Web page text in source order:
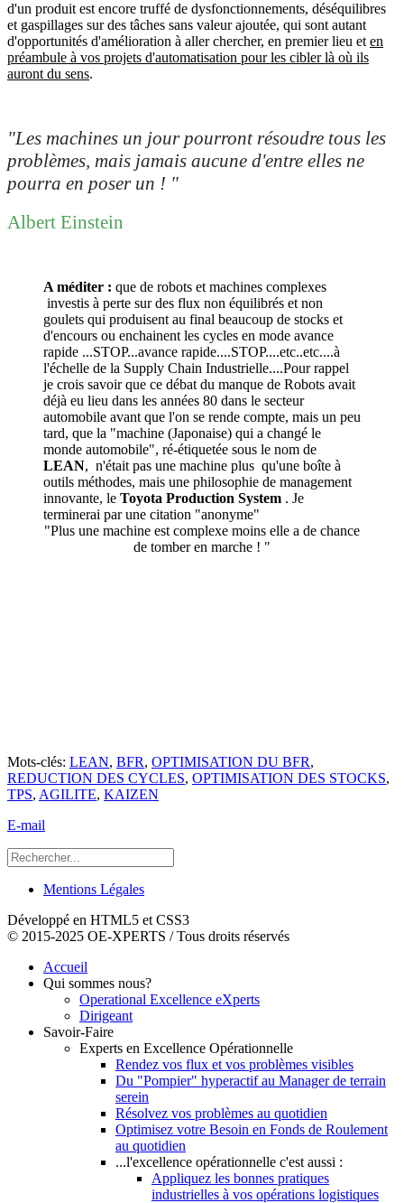
d'un produit est encore truffé de dysfonctionnements, déséquilibres
et gaspillages sur des tâches sans valeur ajoutée, qui sont autant
d'opportunités d'amélioration à aller chercher, en premier lieu et en
préambule à vos projets d'automatisation pour les cibler là où ils
auront du sens.
"Les machines un jour pourront résoudre tous les
problèmes, mais jamais aucune d'entre elles ne
pourra en poser un ! "
Albert Einstein
A méditer : que de robots et machines complexes
investis à perte sur des flux non équilibrés et non
goulets qui produisent au final beaucoup de stocks et
d'encours ou enchainent les cycles en mode avance
rapide ...STOP...avance rapide....STOP....etc..etc....à
l'échelle de la Supply Chain Industrielle....Pour rappel
je crois savoir que ce débat du manque de Robots avait
déjà eu lieu dans les années 80 dans le secteur
automobile avant que l'on se rende compte, mais un peu
tard, que la "machine (Japonaise) qui a changé le
monde automobile", ré-étiquetée sous le nom de
LEAN, n'était pas une machine plus qu'une boîte à
outils méthodes, mais une philosophie de management
innovante, le Toyota Production System . Je
terminerai par une citation "anonyme"
"Plus une machine est complexe moins elle a de chance
de tomber en marche ! "
Mots-clés: LEAN, BFR, OPTIMISATION DU BFR,
REDUCTION DES CYCLES, OPTIMISATION DES STOCKS,
TPS, AGILITE, KAIZEN
E-mail
Mentions Légales
Développé en HTML5 et CSS3
© 2015-2025 OE-XPERTS / Tous droits réservés
Accueil
Qui sommes nous?
Operational Excellence eXperts
Dirigeant
Savoir-Faire
Experts en Excellence Opérationnelle
Rendez vos flux et vos problèmes visibles
Du "Pompier" hyperactif au Manager de terrain
serein
Résolvez vos problèmes au quotidien
Optimisez votre Besoin en Fonds de Roulement
au quotidien
...l'excellence opérationnelle c'est aussi :
Appliquez les bonnes pratiques
industrielles à vos opérations logistiques